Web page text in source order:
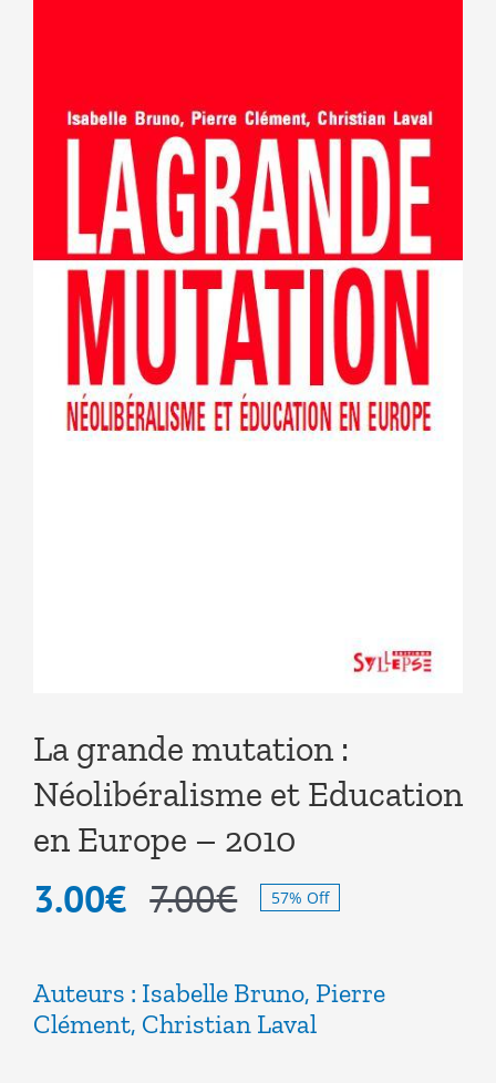
La grande mutation :
Néolibéralisme et Education
en Europe – 2010
7.00€Le
initial
3.00€
Le
actuel
57% Off
Auteurs : Isabelle Bruno, Pierre
Clément, Christian Laval